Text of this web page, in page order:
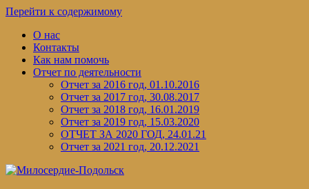
Перейти к содержимому
О нас
Контакты
Как нам помочь
Отчет по деятельности
Отчет за 2016 год, 01.10.2016
Отчет за 2017 год, 30.08.2017
Отчет за 2018 год, 16.01.2019
Отчет за 2019 год, 15.03.2020
ОТЧЕТ ЗА 2020 ГОД, 24.01.21
Отчет за 2021 год, 20.12.2021